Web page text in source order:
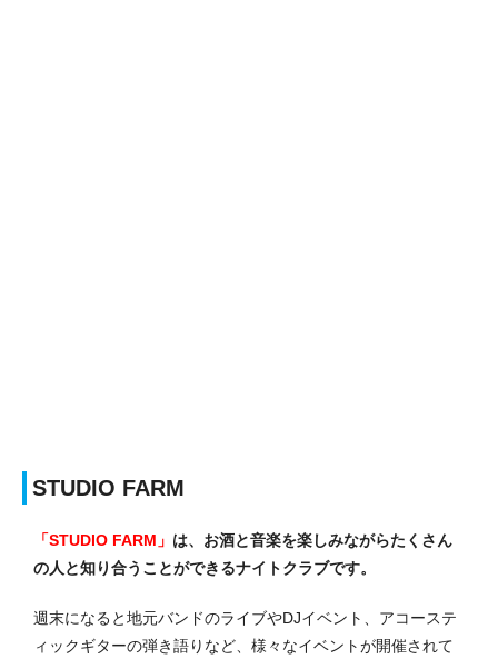
STUDIO FARM
「STUDIO FARM」 は、お酒と音楽を楽しみながらたくさん
の人と知り合うことができるナイトクラブです。
週末になると地元バンドのライブやDJイベント、アコーステ
ィックギターの弾き語りなど、様々なイベントが開催されて